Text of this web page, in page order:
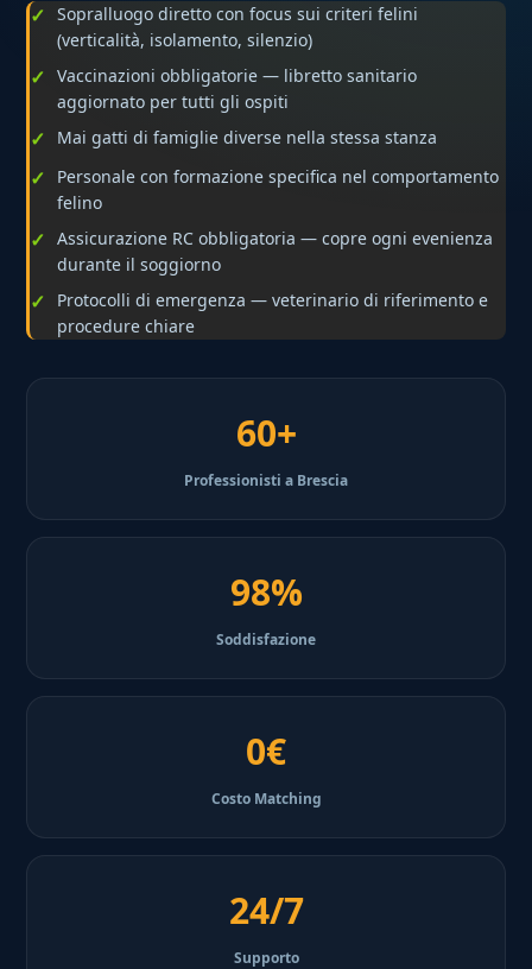
Sopralluogo diretto con focus sui criteri felini
(verticalità, isolamento, silenzio)
Vaccinazioni obbligatorie — libretto sanitario
aggiornato per tutti gli ospiti
Mai gatti di famiglie diverse nella stessa stanza
Personale con formazione specifica nel comportamento
felino
Assicurazione RC obbligatoria — copre ogni evenienza
durante il soggiorno
Protocolli di emergenza — veterinario di riferimento e
procedure chiare
60+
Professionisti a Brescia
98%
Soddisfazione
0€
Costo Matching
24/7
Supporto